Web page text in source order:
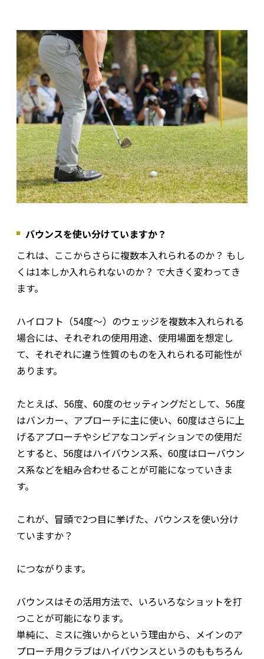
バウンスを使い分けていますか？
これは、ここからさらに複数本入れられるのか？ もし
くは1本しか入れられないのか？ で大きく変わってき
ます。
ハイロフト（54度～）のウェッジを複数本入れられる
場合には、それぞれの使用用途、使用場面を想定し
て、それぞれに違う性質のものを入れられる可能性が
あります。
たとえば、56度、60度のセッティングだとして、56度
はバンカー、アプローチに主に使い、60度はさらに上
げるアプローチやシビアなコンディションでの使用だ
とすると、56度はハイバウンス系、60度はローバウン
ス系などを組み合わせることが可能になっていきま
す。
これが、冒頭で2つ目に挙げた、バウンスを使い分け
ていますか？
につながります。
バウンスはその活用方法で、いろいろなショットを打
つことが可能になります。
単純に、ミスに強いからという理由から、メインのア
プローチ用クラブはハイバウンスというのももちろん